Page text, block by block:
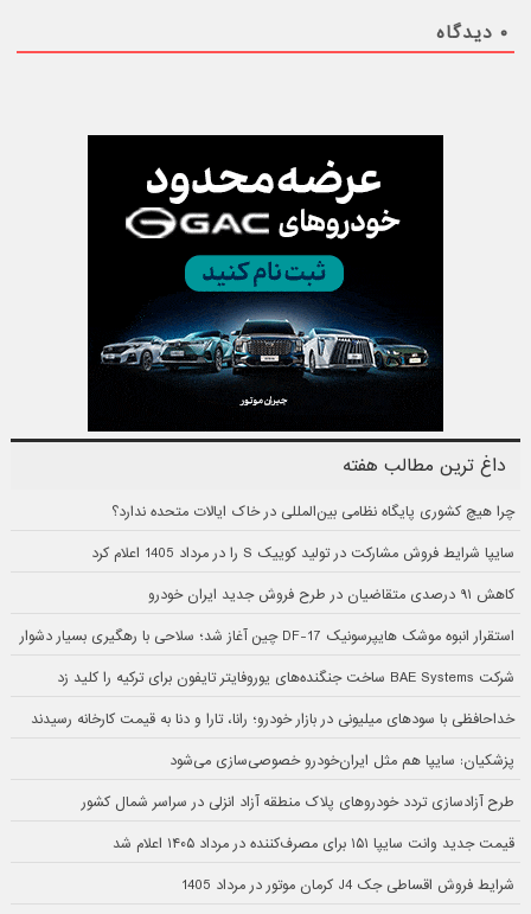
۰ دیدگاه
داغ ترین مطالب هفته
چرا هیچ کشوری پایگاه نظامی بین‌المللی در خاک ایالات متحده ندارد؟
سایپا شرایط فروش مشارکت در تولید کوییک S را در مرداد 1405 اعلام کرد
کاهش ۹۱ درصدی متقاضیان در طرح فروش جدید ایران خودرو
استقرار انبوه موشک هایپرسونیک DF-17 چین آغاز شد؛ سلاحی با رهگیری بسیار دشوار
شرکت BAE Systems ساخت جنگنده‌های یوروفایتر تایفون برای ترکیه را کلید زد
خداحافظی با سودهای میلیونی در بازار خودرو؛ رانا، تارا و دنا به قیمت کارخانه رسیدند
پزشکیان: سایپا هم مثل ایران‌خودرو خصوصی‌سازی می‌شود
طرح آزادسازی تردد خودروهای پلاک منطقه آزاد انزلی در سراسر شمال کشور
قیمت جدید وانت سایپا ۱۵۱ برای مصرف‌کننده در مرداد ۱۴۰۵ اعلام شد
شرایط فروش اقساطی جک J4 کرمان موتور در مرداد 1405